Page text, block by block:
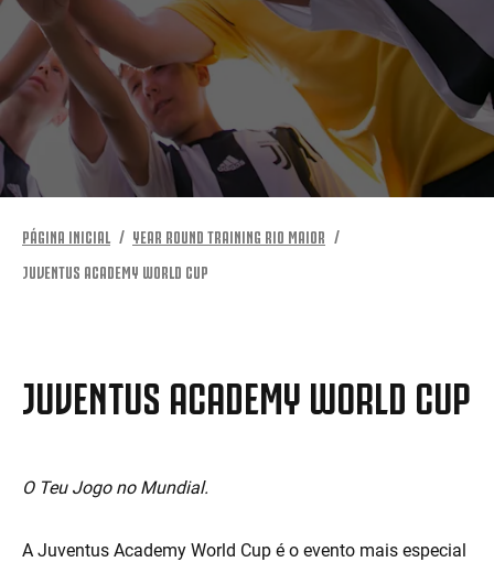
PÁGINA INICIAL
YEAR ROUND TRAINING RIO MAIOR
JUVENTUS ACADEMY WORLD CUP
JUVENTUS ACADEMY WORLD CUP
O Teu Jogo no Mundial.
A Juventus Academy World Cup é o evento mais especial